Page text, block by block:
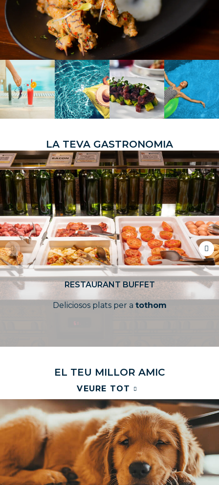
LA TEVA GASTRONOMIA
RESTAURANT BUFFET
Deliciosos plats per a tothom
EL TEU MILLOR AMIC
VEURE TOT